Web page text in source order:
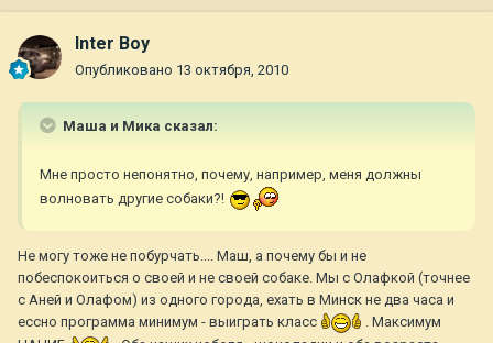
Inter Boy
Опубликовано 13 октября, 2010
Маша и Мика сказал:
Мне просто непонятно, почему, например, меня должны
волновать другие собаки?!
Не могу тоже не побурчать.... Маш, а почему бы и не
побеспокоиться о своей и не своей собаке. Мы с Олафкой (точнее
с Аней и Олафом) из одного города, ехать в Минск не два часа и
ессно программа минимум - выиграть класс
. Максимум